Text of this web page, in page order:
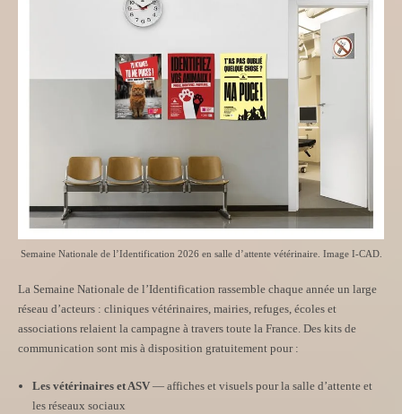
Semaine Nationale de l’Identification 2026 en salle d’attente vétérinaire. Image I-CAD.
La Semaine Nationale de l’Identification rassemble chaque année un large
réseau d’acteurs : cliniques vétérinaires, mairies, refuges, écoles et
associations relaient la campagne à travers toute la France. Des kits de
communication sont mis à disposition gratuitement pour :
Les vétérinaires et ASV— affiches et visuels pour la salle d’attente et
les réseaux sociaux